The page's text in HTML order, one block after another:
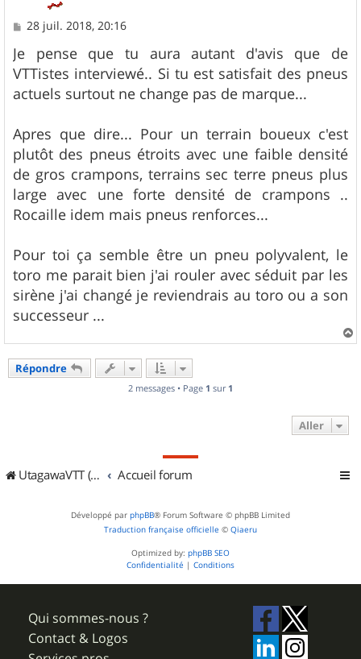
M
s
s
a
g
e
28 juil. 2018, 20:16
Je pense que tu aura autant d'avis que de
VTTistes interviewé.. Si tu est satisfait des pneus
actuels surtout ne change pas de marque...
Apres que dire... Pour un terrain boueux c'est
plutôt des pneus étroits avec une faible densité
de gros crampons, terrains sec terre pneus plus
large avec une forte densité de crampons ..
Rocaille idem mais pneus renforces...
Pour toi ça semble être un pneu polyvalent, le
toro me parait bien j'ai rouler avec séduit par les
sirène j'ai changé je reviendrais au toro ou a son
successeur ...
a
Répondre
2 messages • Page 1 sur 1
Aller
UtagawaVTT (Randos VTT et VTTAE avec traces GPS) Accueil forum
Développé par phpBB® Forum Software © phpBB Limited
Traduction française officielle © Qiaeru
Optimized by: phpBB SEO
Confidentialité | Conditions
Qui sommes-nous ?
Contact & Logos